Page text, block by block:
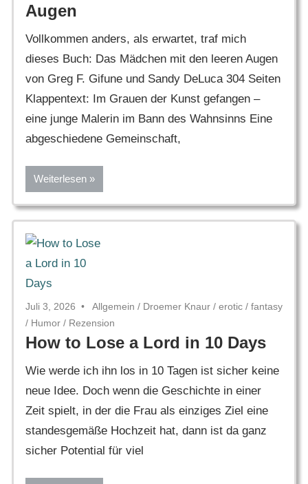
Augen
Vollkommen anders, als erwartet, traf mich
dieses Buch: Das Mädchen mit den leeren Augen
von Greg F. Gifune und Sandy DeLuca 304 Seiten
Klappentext: Im Grauen der Kunst gefangen –
eine junge Malerin im Bann des Wahnsinns Eine
abgeschiedene Gemeinschaft,
Weiterlesen
Juli 3, 2026 Allgemein / Droemer Knaur / erotic / fantasy
/ Humor / Rezension
How to Lose a Lord in 10 Days
Wie werde ich ihn los in 10 Tagen ist sicher keine
neue Idee. Doch wenn die Geschichte in einer
Zeit spielt, in der die Frau als einziges Ziel eine
standesgemäße Hochzeit hat, dann ist da ganz
sicher Potential für viel